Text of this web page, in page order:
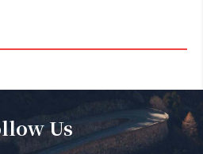
Us